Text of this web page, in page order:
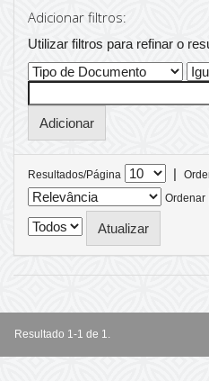
Adicionar filtros:
Utilizar filtros para refinar o
Resultados/Página |
Ordenar
Resultado 1-1 de 1.